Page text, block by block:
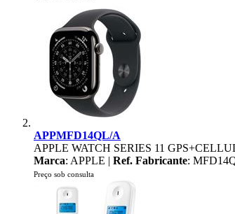
APPMFD14QL/A
APPLE WATCH SERIES 11
Marca: APPLE | Ref. Fabricante:
Preço sob consulta